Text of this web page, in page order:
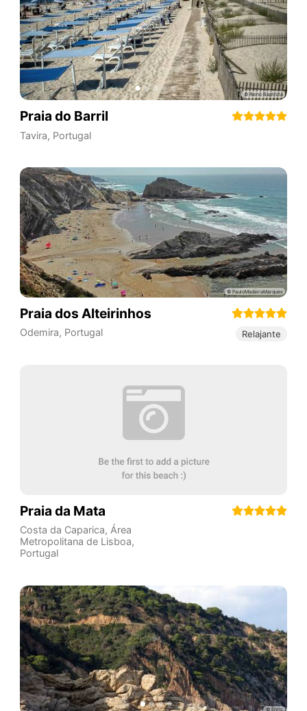
Praia do Barril
Tavira, Portugal
Praia dos Alteirinhos
Odemira, Portugal Relajante
Praia da Mata
Costa da Caparica, Área
Metropolitana de Lisboa,
Portugal